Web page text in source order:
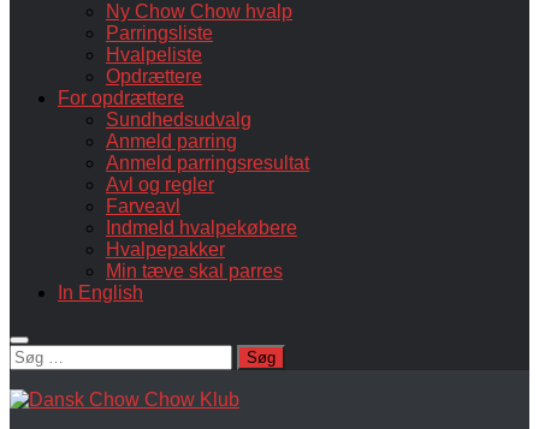
Ny Chow Chow hvalp
Parringsliste
Hvalpeliste
Opdrættere
For opdrættere
Sundhedsudvalg
Anmeld parring
Anmeld parringsresultat
Avl og regler
Farveavl
Indmeld hvalpekøbere
Hvalpepakker
Min tæve skal parres
In English
Søg
efter: